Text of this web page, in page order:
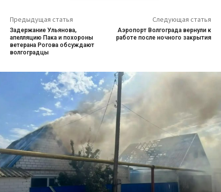
Предыдущая статья
Задержание Ульянова,
апелляцию Пака и похороны
ветерана Рогова обсуждают
волгоградцы
Следующая статья
Аэропорт Волгограда вернули к
работе после ночного закрытия